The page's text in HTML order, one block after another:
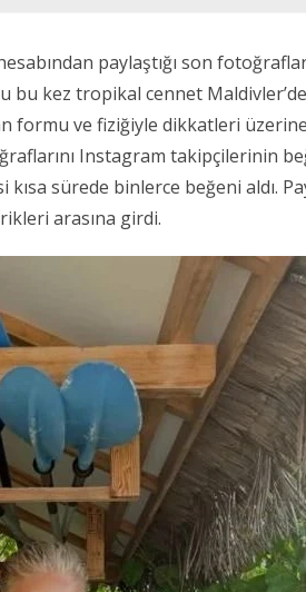
paylaştığı son
bu kez tropikal cennet
formu ve fiziğiyle dikkatleri
Instagram takipçilerinin
sürede binlerce beğeni aldı.
arasına girdi.